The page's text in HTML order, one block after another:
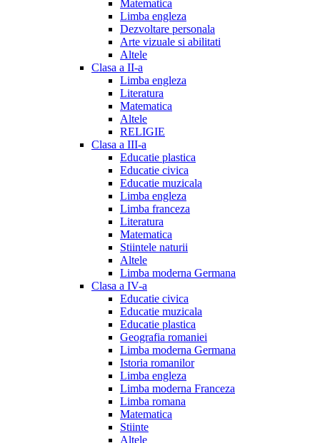
Matematica
Limba engleza
Dezvoltare personala
Arte vizuale si abilitati
Altele
Clasa a II-a
Limba engleza
Literatura
Matematica
Altele
RELIGIE
Clasa a III-a
Educatie plastica
Educatie civica
Educatie muzicala
Limba engleza
Limba franceza
Literatura
Matematica
Stiintele naturii
Altele
Limba moderna Germana
Clasa a IV-a
Educatie civica
Educatie muzicala
Educatie plastica
Geografia romaniei
Limba moderna Germana
Istoria romanilor
Limba engleza
Limba moderna Franceza
Limba romana
Matematica
Stiinte
Altele